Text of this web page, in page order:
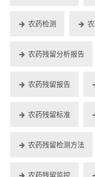
农药检测
农药残留分析报告
农药残留报告
农药残留标准
农药残留检测方法
农药残留监控